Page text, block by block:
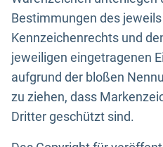
Bestimmungen des
Kennzeichenrechts und
jeweiligen eingetragenen
aufgrund der bloßen
zu ziehen, dass
Dritter geschützt sind.